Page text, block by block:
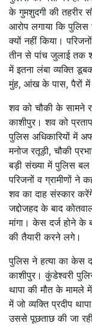
के गुमशुदगी की तहरीर
आरोप लगाया कि पुलिस
क्यों नहीं किया।
तीन से पांच जुलाई तक
में इतना लंबा व्यक्ति
मुंह, आंख के पास, पैरों में
शव को चौकी के सामने
काशीपुर। शव को
पुलिस अधिकारियों में
मनोज रतूड़ी, चौकी
बड़ी संख्या में पुलिस
परिजनों व ग्रामीणों ने
शव का दाह संस्कार
जद्दोजहद के बाद
मांगा। केस दर्ज होने के
की तैयारी करने लगे।
पुलिस ने हत्या का केस
काशीपुर। कुंडेश्वरी
थापा की मौत के मामले
में जो व्यक्ति प्रदीप
उससे पूछताछ की जा